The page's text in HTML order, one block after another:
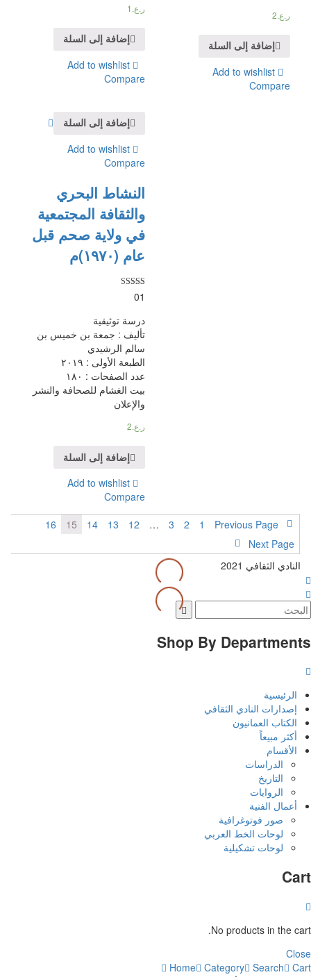
ر.ع.1
إضافة إلى السلة
Add to wishlist
Compare
ر.ع.2
إضافة إلى السلة
Add to wishlist
Compare
إضافة إلى السلة
Add to wishlist
Compare
النشاط البحري
والثقافة المجتمعية
في ولاية صحم قبل
عام (١٩٧٠)م
تم التقييم
5.00
01
درسة توثيقية
تأليف : جمعة بن خميس بن
سالم الرشيدي
الطبعة الأولى : ٢٠١٩
عدد الصفحات : ١٨٠
بيت الغشام للصحافة والنشر
والإعلان
ر.ع.2
إضافة إلى السلة
Add to wishlist
Compare
Previous Page
1
2
3
…
12
13
14
15
16
Next Page
النادي الثقافي 2021
Shop By
الرئيسية
إصدارات النادي الثقافي
الكتاب العمانيون
أكثر مبيعاً
الأقسام
الدراسات
التاريخ
الروايات
أعمال الفنية
صور فوتوغرافية
لوحات الخط العربي
لوحات تشكيلية
No products in the
Home Category Search